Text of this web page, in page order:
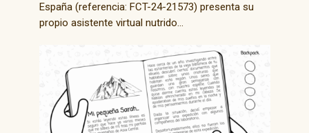
España (referencia: FCT-24-21573) presenta su
propio asistente virtual nutrido...